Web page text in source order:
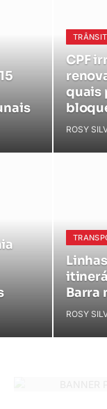
CPF
quais
ROSY
Barra
ROSY